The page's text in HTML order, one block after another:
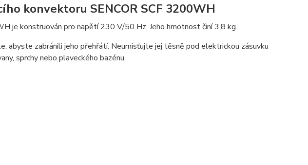
konvektoru SENCOR SCF 3200WH
je konstruován pro napětí 230 V/50 Hz. Jeho hmotnost činí 3,8 kg.
abyste zabránili jeho přehřátí. Neumisťujte jej těsně pod elektrickou zásuvku
sprchy nebo plaveckého bazénu.